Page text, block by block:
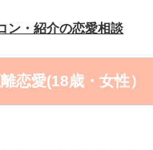
ン・紹介の恋愛相談
恋愛(18歳・女性）